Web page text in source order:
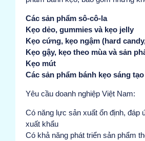
Các sản phẩm sô-cô-la
Kẹo dẻo, gummies và kẹo jelly
Kẹo cứng, kẹo ngậm (hard
Kẹo gậy, kẹo theo mùa và sản
Kẹo mút
Các sản phẩm bánh kẹo sáng
Yêu cầu doanh nghiệp Việt Nam:
Có năng lực sản xuất ổn định, đáp
xuất khẩu
Có khả năng phát triển sản phẩm